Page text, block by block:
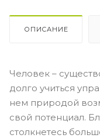
ОПИСАНИЕ
Человек –
долго учиться
нем природой
свой потенциал.
столкнетесь